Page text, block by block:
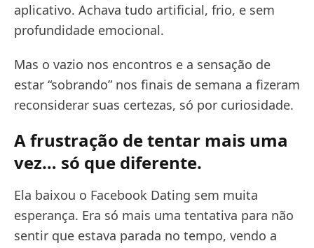
aplicativo. Achava tudo artificial, frio, e sem
profundidade emocional.
Mas o vazio nos encontros e a sensação de
estar “sobrando” nos finais de semana a fizeram
reconsiderar suas certezas, só por curiosidade.
A frustração de tentar mais uma
vez… só que diferente.
Ela baixou o Facebook Dating sem muita
esperança. Era só mais uma tentativa para não
sentir que estava parada no tempo, vendo a